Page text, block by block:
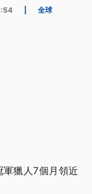
全球
獵人7個月領近